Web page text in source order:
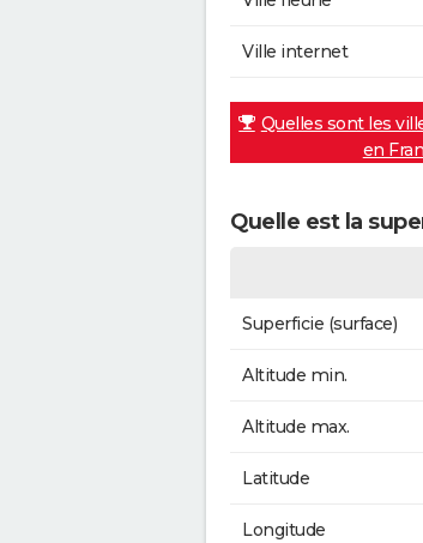
Ville internet
Quelles sont les
en
Quelle est la
Superficie (surface)
Altitude min.
Altitude max.
Latitude
Longitude